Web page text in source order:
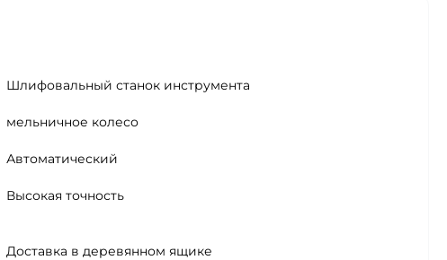
Шлифовальный станок инструмента
мельничное колесо
Автоматический
Высокая точность
Доставка в деревянном ящике